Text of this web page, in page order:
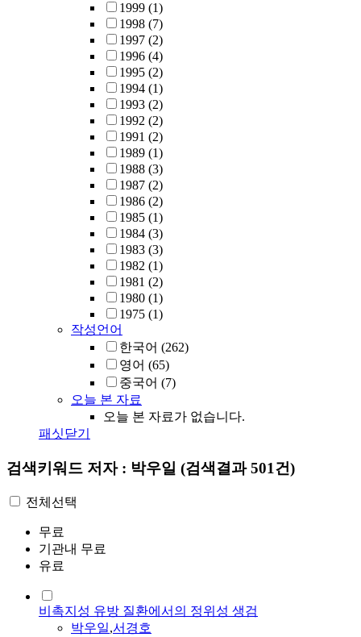
1999 (1)
1998 (7)
1997 (2)
1996 (4)
1995 (2)
1994 (1)
1993 (2)
1992 (2)
1991 (2)
1989 (1)
1988 (3)
1987 (2)
1986 (2)
1985 (1)
1984 (3)
1983 (3)
1982 (1)
1981 (2)
1980 (1)
1975 (1)
작성언어
한국어 (262)
영어 (65)
중국어 (7)
오늘 본 자료
오늘 본 자료가 없습니다.
패싯닫기
검색키워드 저자 : 박우일 (검색결과 501건)
전체선택
무료
기관내 무료
유료
비촉지성 유방 질환에서의 정위성 생검
박우일,서경호